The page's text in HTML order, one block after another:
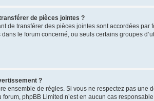
de pièces jointes ?
de transférer des pièces jointes sont accordées
le forum concerné, ou seuls certains groupes
?
ensemble de règles. Si vous ne respectez pas une
forum, phpBB Limited n’est en aucun cas